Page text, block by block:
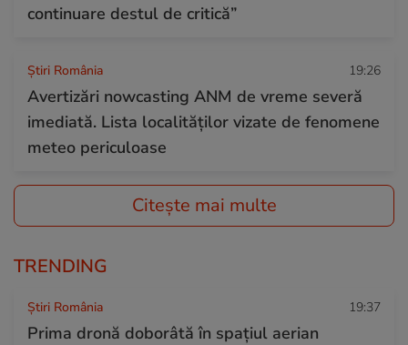
continuare destul de critică”
Știri România 19:26
Avertizări nowcasting ANM de vreme severă
imediată. Lista localităților vizate de fenomene
meteo periculoase
Citește mai multe
TRENDING
Știri România 19:37
Prima dronă doborâtă în spațiul aerian